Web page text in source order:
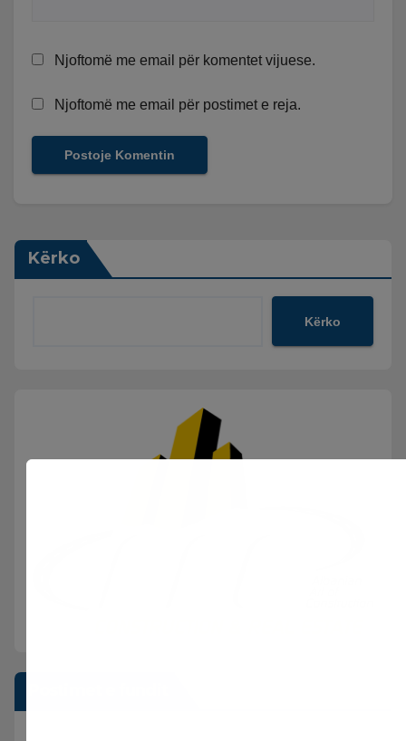
Njoftomë me email për komentet vijuese.
Njoftomë me email për postimet e reja.
Kërko
Kërko